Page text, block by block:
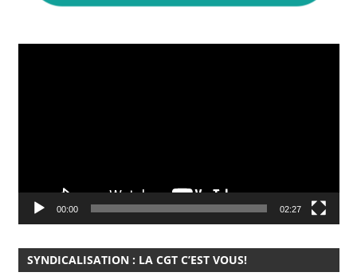
00:00 02:27
SYNDICALISATION : LA CGT C’EST VOUS!